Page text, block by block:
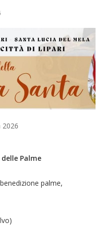
2026
Palme
palme,